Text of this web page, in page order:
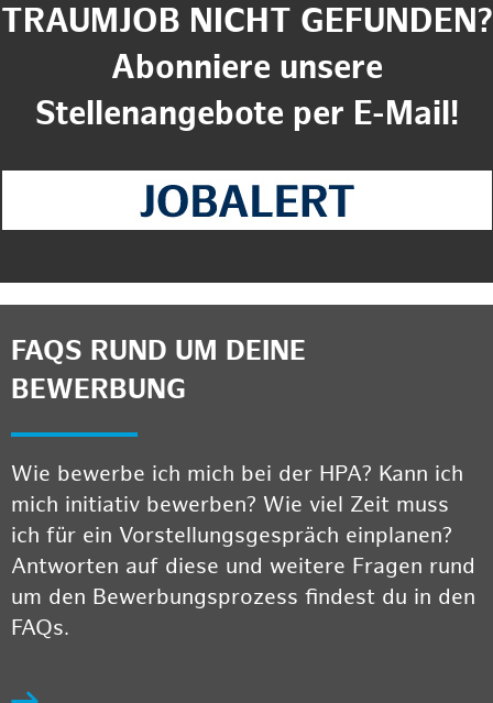
TRAUMJOB NICHT GEFUNDEN?
Abonniere unsere
Stellenangebote per E-Mail!
FAQS RUND UM DEINE
BEWERBUNG
Wie bewerbe ich mich bei der HPA? Kann ich
mich initiativ bewerben? Wie viel Zeit muss
ich für ein Vorstellungsgespräch einplanen?
Antworten auf diese und weitere Fragen rund
um den Bewerbungsprozess findest du in den
FAQs.